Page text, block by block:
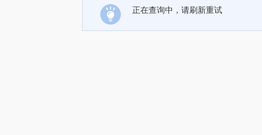
正在查询中，请刷新重试